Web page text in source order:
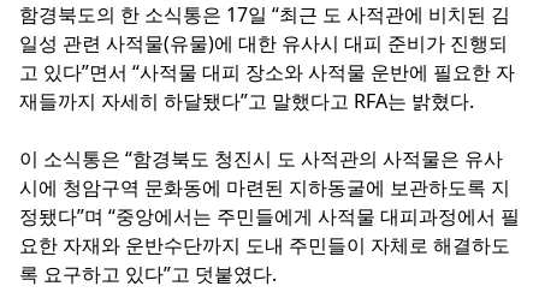
함경북도의 한 소식통은 17일 “최근 도 사적관에 비치된 김
일성 관련 사적물(유물)에 대한 유사시 대피 준비가 진행되
고 있다”면서 “사적물 대피 장소와 사적물 운반에 필요한 자
재들까지 자세히 하달됐다”고 말했다고 RFA는 밝혔다.
이 소식통은 “함경북도 청진시 도 사적관의 사적물은 유사
시에 청암구역 문화동에 마련된 지하동굴에 보관하도록 지
정됐다”며 “중앙에서는 주민들에게 사적물 대피과정에서 필
요한 자재와 운반수단까지 도내 주민들이 자체로 해결하도
록 요구하고 있다”고 덧붙였다.